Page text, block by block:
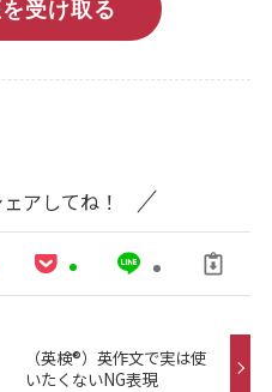
受け取る
アしてね！
（英検®）英作文で実は使
いたくないNG表現